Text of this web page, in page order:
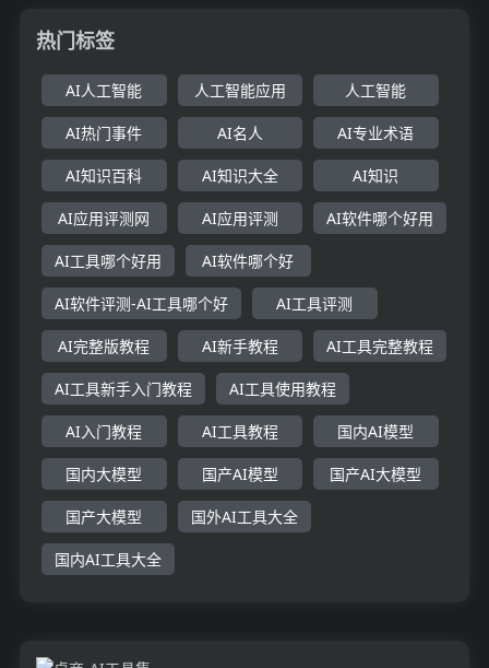
热门标签
AI人工智能 人工智能应用 人工智能
AI热门事件 AI名人 AI专业术语
AI知识百科 AI知识大全 AI知识
AI应用评测网 AI应用评测 AI软件哪个好用
AI工具哪个好用 AI软件哪个好
AI软件评测-AI工具哪个好 AI工具评测
AI完整版教程 AI新手教程 AI工具完整教程
AI工具新手入门教程 AI工具使用教程
AI入门教程 AI工具教程 国内AI模型
国内大模型 国产AI模型 国产AI大模型
国产大模型 国外AI工具大全
国内AI工具大全